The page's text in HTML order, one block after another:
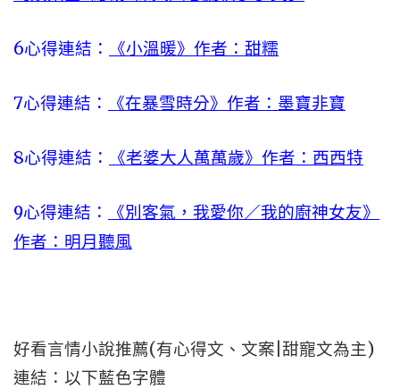
6心得連結： 《小溫暖》作者：甜糯
7心得連結： 《在暴雪時分》作者：墨寶非寶
8心得連結： 《老婆大人萬萬歲》作者：西西特
9心得連結：
《別客氣，我愛你／我的廚神女友》
作者：明月聽風
好看言情小說推薦(有心得文、文案|甜寵文為主)
連結：以下藍色字體